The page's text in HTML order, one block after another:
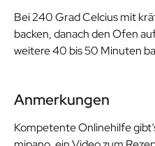
Bei 240 Grad Celcius mit
backen, danach den Ofen
weitere 40 bis 50 Minuten
Anmerkungen
Kompetente Onlinehilfe